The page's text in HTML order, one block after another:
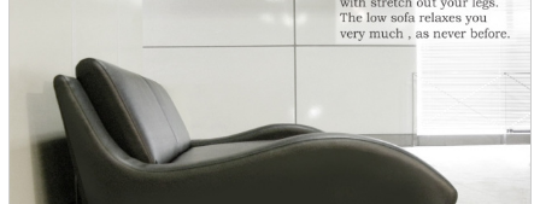
キッチンボード（食器棚・カップボード）
キッチンカウンター
特徴で選ぶ
対面キッチンカウンター
カウンター下ラック
【LASCO】引戸式カウンター下ラッ
【Wickei】チェスト
【Carina】アコーディオンドア
シリーズで選ぶ
【Nike】カウチソファー
【SUOLA】カウチソファー
【Curt】ウッドフレームソファー
【Chene】ウッドフレームソファー
【Cruse】ウッドフレームソファー
【RAMON】ウッドアームソファ
【Grace】ウッドフレームソファー
ハイタイプ
壁面タイプ
釣竿・釣り具収納
CDラック・DVDラック
キャンプギア収納
書斎・子供部屋
個室型デスク
本棚・スライド書棚
おしゃれなのに機能性抜群
掃除機収納【Cleany】
万が一の地震対策
突っ張りラック【Pittaly】